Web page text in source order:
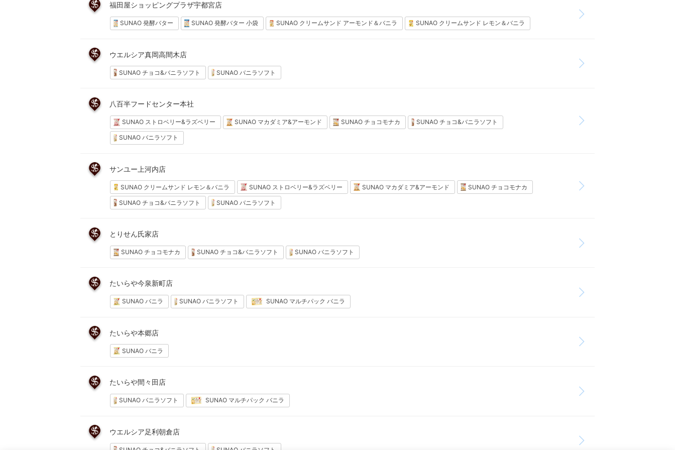
福田屋ショッピングプラザ宇都宮店
SUNAO 発酵バター SUNAO 発酵バター 小袋 SUNAO クリームサンド アーモンド＆バニラ SUNAO クリームサンド レモン＆バニラ
ウエルシア真岡高間木店
SUNAO チョコ&バニラソフト SUNAO バニラソフト
八百半フードセンター本社
SUNAO ストロベリー&ラズベリー SUNAO マカダミア&アーモンド SUNAO チョコモナカ SUNAO チョコ&バニラソフト
SUNAO バニラソフト
サンユー上河内店
SUNAO クリームサンド レモン＆バニラ SUNAO ストロベリー&ラズベリー SUNAO マカダミア&アーモンド SUNAO チョコモナカ
SUNAO チョコ&バニラソフト SUNAO バニラソフト
とりせん氏家店
SUNAO チョコモナカ SUNAO チョコ&バニラソフト SUNAO バニラソフト
たいらや今泉新町店
SUNAO バニラ SUNAO バニラソフト SUNAO マルチパック バニラ
たいらや本郷店
SUNAO バニラ
たいらや間々田店
SUNAO バニラソフト SUNAO マルチパック バニラ
ウエルシア足利朝倉店